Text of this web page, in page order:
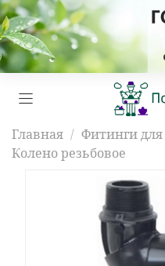
Главная Фитинги для
Колено резьбовое